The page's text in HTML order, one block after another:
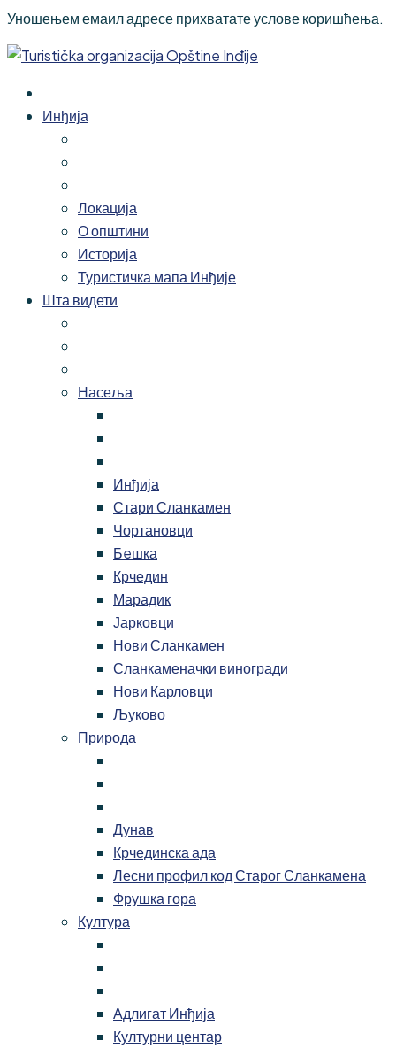
Уношењем емаил адресе прихватате услове коришћења.
Инђија
Локација
О општини
Историја
Туристичка мапа Инђије
Шта видети
Насеља
Инђија
Стари Сланкамен
Чортановци
Бeшка
Крчедин
Марадик
Јарковци
Нови Сланкамен
Сланкаменачки виногради
Нови Карловци
Љуково
Природа
Дунав
Крчединска ада
Лесни профил код Старог Сланкамена
Фрушка гора
Култура
Адлигат Инђија
Културни центар